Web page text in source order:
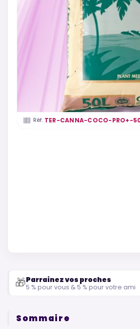
Réf. TER-CANNA-COCO-PRO+-
🎁Parrainez vos proches
5 % pour vous & 5 % pour votre ami
Sommaire